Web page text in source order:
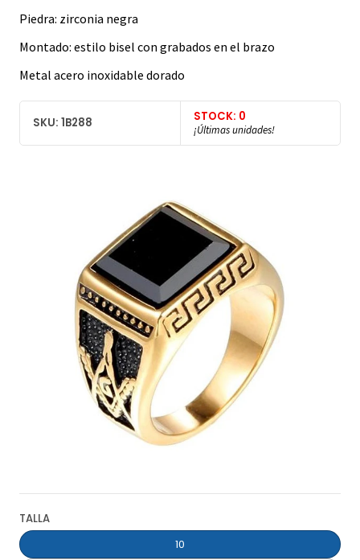
Piedra: zirconia negra
Montado: estilo bisel con grabados en el brazo
Metal acero inoxidable dorado
SKU: 1B288 STOCK: 0
¡Últimas unidades!
TALLA
10